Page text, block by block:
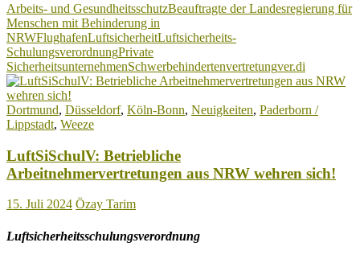
Interessenvertretungen
kämpfen
für
bessere
Arbeits-
und
Arbeits- und GesundheitsschutzBeauftragte der Landesregierung für
Menschen mit Behinderung in
NRWFlughafenLuftsicherheitLuftsicherheits-
SchulungsverordnungPrivate
SicherheitsunternehmenSchwerbehindertenvertretungver.di
Dortmund, Düsseldorf, Köln-Bonn, Neuigkeiten, Paderborn /
Lippstadt, Weeze
LuftSiSchulV: Betriebliche
Arbeitnehmervertretungen aus NRW wehren sich!
15. Juli 2024 Özay Tarim
Luftsicherheitsschulungsverordnung